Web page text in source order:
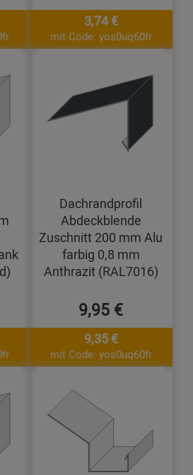
3,74 €
mit Code: yos0uq60fr
Dachrandprofil
Abdeckblende
Zuschnitt 200 mm Alu
farbig 0,8 mm
Anthrazit (RAL7016)
9,95 €
9,35 €
mit Code: yos0uq60fr